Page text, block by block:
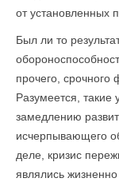
от установленных
Был ли то
прочего, срочного
Разумеется, такие
замедлению
исчерпывающего
деле, кризис
являлись